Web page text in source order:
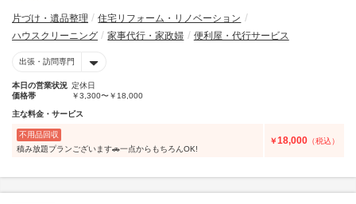
片づけ・遺品整理
住宅リフォーム・リノベーション
ハウスクリーニング
家事代行・家政婦 便利屋・代行サービス
出張・訪問専門
本日の営業状況 定休日
価格帯
￥3,300〜￥18,000
主な料金・サービス
不用品回収
積み放題プランございます🚗一点からもちろんOK!
￥18,000 （税込）